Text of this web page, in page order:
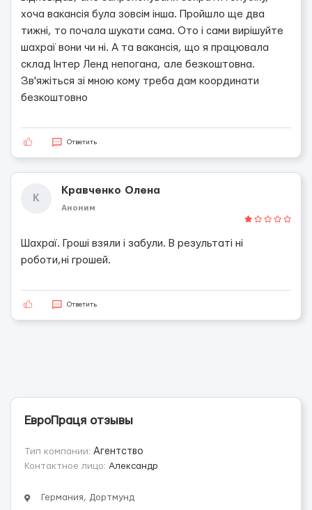
хоча вакансія була зовсім інша. Пройшло ще два
тижні, то почала шукати сама. Ото і сами вирішуйте
шахраї вони чи ні. А та вакансія, що я працювала
склад Інтер Ленд непогана, але безкоштовна.
Зв'яжіться зі мною кому треба дам координати
безкоштовно
Ответить
К
Кравченко Олена
Аноним
Шахраї. Гроші взяли і забули. В результаті ні
роботи,ні грошей.
Ответить
ЕвроПраця отзывы
Тип компании: Агентство
Контактное лицо: Александр
Германия, Дортмунд